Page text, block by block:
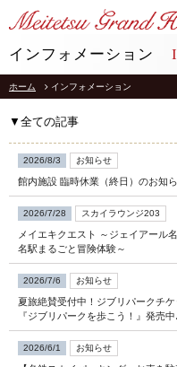
TOP トップ
STAY 宿泊
インフォメーション
館内施設
アクセス
よくあるご質問
お問合せ
インフォメーション
ホーム インフォメーション
▼全ての記事
2026/8/3 お知らせ
館内施設 臨時休業（終日）のお知
2026/7/28 スカイラウンジ203
メイエキクエスト ～ジェイアール
名駅まるごと冒険体験～
2026/7/6 お知らせ
夏旅絶賛受付中！ジブリパークチ
『ジブリパークを歩こう！』発売中
2026/6/1 お知らせ